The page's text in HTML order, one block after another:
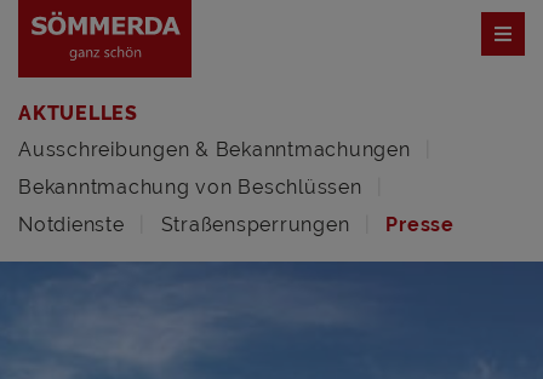
AKTUELLES
Ausschreibungen & Bekanntmachungen
Bekanntmachung von Beschlüssen
Notdienste
Straßensperrungen Presse